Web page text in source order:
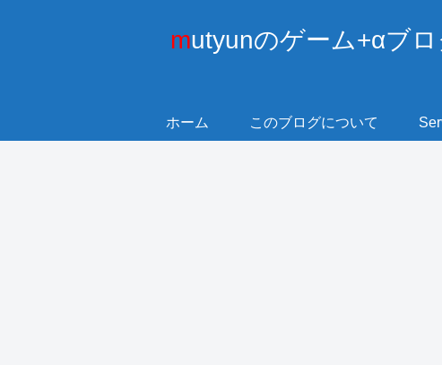
mutyunのゲーム+αブ
ホーム このブログについて